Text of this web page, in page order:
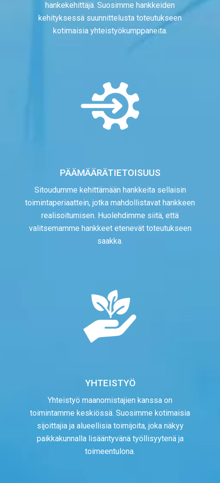
hankekehittäjä. Suosimme hankkeiden
kehityksessä suunnittelusta toteutukseen
kotimaisia yhteistyökumppaneita.
PÄÄMÄÄRÄTIETOISUUS
Sitoudumme kehittämään hankkeita sellaisin
toimintaperiaattein, jotka mahdollistavat hankkeen
realisoitumisen. Huolehdimme siitä, että
valitsemamme hankkeet etenevät toteutukseen
saakka.
YHTEISTYÖ
Yhteistyö maanomistajien kanssa on
toimintamme keskiössä. Suosimme kotimaisia
sijoittajia ja alueellisia toimijoita, joka näkyy
paikkakunnalla lisääntyvänä työllisyytenä ja
toimeentulona.